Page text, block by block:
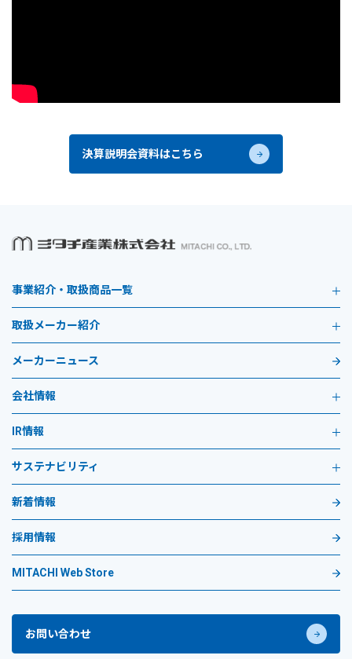
決算説明会資料はこちら
事業紹介・取扱商品一覧
取扱メーカー紹介
メーカーニュース
会社情報
IR情報
サステナビリティ
新着情報
採用情報
MITACHI Web Store
お問い合わせ